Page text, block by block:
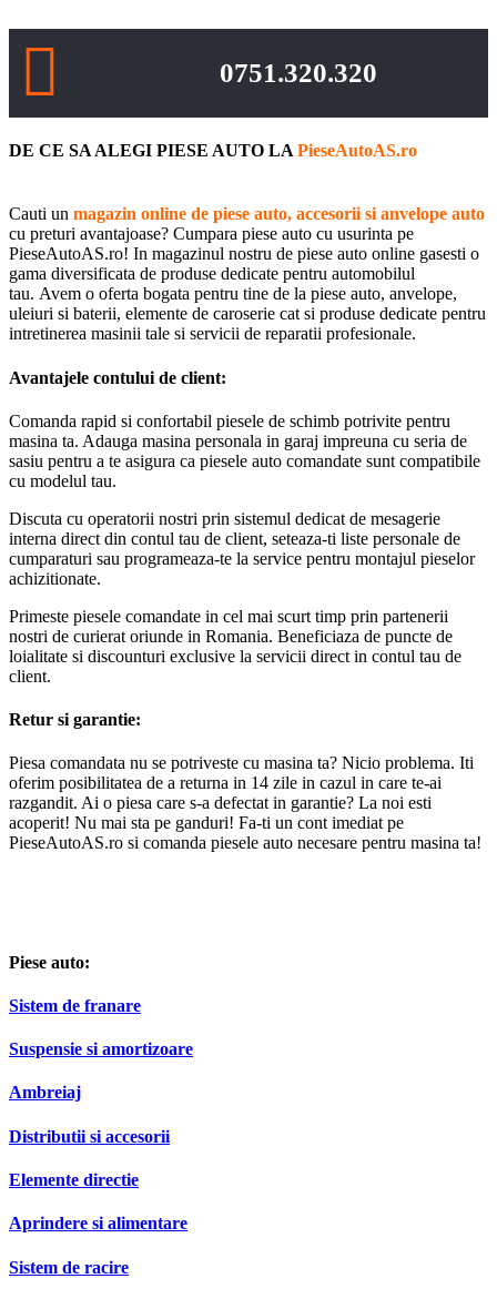
0751.320.320
DE CE SA ALEGI PIESE AUTO LA PieseAutoAS.ro
Cauti un magazin online de piese auto, accesorii si anvelope auto
cu preturi avantajoase? Cumpara piese auto cu usurinta pe
PieseAutoAS.ro! In magazinul nostru de piese auto online gasesti o
gama diversificata de produse dedicate pentru automobilul
tau. Avem o oferta bogata pentru tine de la piese auto, anvelope,
uleiuri si baterii, elemente de caroserie cat si produse dedicate pentru
intretinerea masinii tale si servicii de reparatii profesionale.
Avantajele contului de client:
Comanda rapid si confortabil piesele de schimb potrivite pentru
masina ta. Adauga masina personala in garaj impreuna cu seria de
sasiu pentru a te asigura ca piesele auto comandate sunt compatibile
cu modelul tau.
Discuta cu operatorii nostri prin sistemul dedicat de mesagerie
interna direct din contul tau de client, seteaza-ti liste personale de
cumparaturi sau programeaza-te la service pentru montajul pieselor
achizitionate.
Primeste piesele comandate in cel mai scurt timp prin partenerii
nostri de curierat oriunde in Romania. Beneficiaza de puncte de
loialitate si discounturi exclusive la servicii direct in contul tau de
client.
Retur si garantie:
Piesa comandata nu se potriveste cu masina ta? Nicio problema. Iti
oferim posibilitatea de a returna in 14 zile in cazul in care te-ai
razgandit. Ai o piesa care s-a defectat in garantie? La noi esti
acoperit! Nu mai sta pe ganduri! Fa-ti un cont imediat pe
PieseAutoAS.ro si comanda piesele auto necesare pentru masina ta!
Piese auto:
Sistem de franare
Suspensie si amortizoare
Ambreiaj
Distributii si accesorii
Elemente directie
Aprindere si alimentare
Sistem de racire